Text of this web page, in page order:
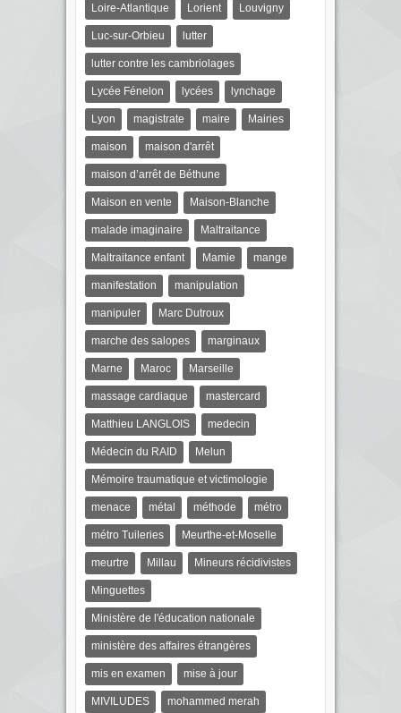
Loire-Atlantique Lorient Louvigny
Luc-sur-Orbieu lutter
lutter contre les cambriolages
Lycée Fénelon lycées lynchage
Lyon magistrate maire Mairies
maison maison d'arrêt
maison d’arrêt de Béthune
Maison en vente Maison-Blanche
malade imaginaire Maltraitance
Maltraitance enfant Mamie mange
manifestation manipulation
manipuler Marc Dutroux
marche des salopes marginaux
Marne Maroc Marseille
massage cardiaque mastercard
Matthieu LANGLOIS medecin
Médecin du RAID Melun
Mémoire traumatique et victimologie
menace métal méthode métro
métro Tuileries Meurthe-et-Moselle
meurtre Millau Mineurs récidivistes
Minguettes
Ministère de l'éducation nationale
ministère des affaires étrangères
mis en examen mise à jour
MIVILUDES mohammed merah